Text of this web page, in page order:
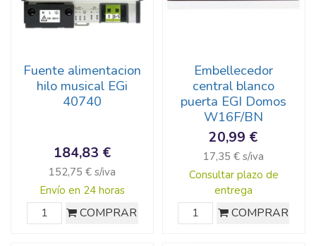
Fuente alimentacion
hilo musical EGi
40740
184,83 €
152,75 € s/iva
Envío en 24 horas
COMPRAR
Embellecedor
central blanco
puerta EGI Domos
W16F/BN
20,99 €
17,35 € s/iva
Consultar plazo de
entrega
COMPRAR